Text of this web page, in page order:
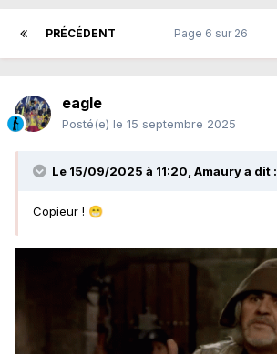
PRÉCÉDENT Page 6 sur 26
eagle
Posté(e) le 15 septembre 2025
Le 15/09/2025 à 11:20, Amaurya dit :
Copieur ! 😁